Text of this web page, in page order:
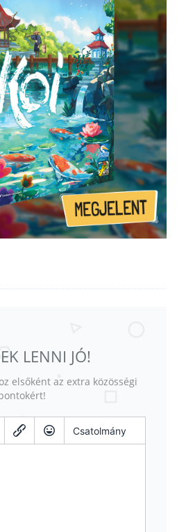
LENNI JÓ!
elsőként az extra közösségi
Csatolmány